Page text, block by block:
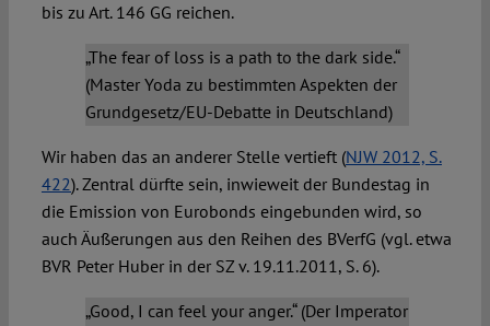
bis zu Art. 146 GG reichen.
„The fear of loss is a path to the dark side.“
(Master Yoda zu bestimmten Aspekten der
Grundgesetz/EU-Debatte in Deutschland)
Wir haben das an anderer Stelle vertieft (NJW 2012, S.
422). Zentral dürfte sein, inwieweit der Bundestag in
die Emission von Eurobonds eingebunden wird, so
auch Äußerungen aus den Reihen des BVerfG (vgl. etwa
BVR Peter Huber in der SZ v. 19.11.2011, S. 6).
„Good, I can feel your anger.“ (Der Imperator